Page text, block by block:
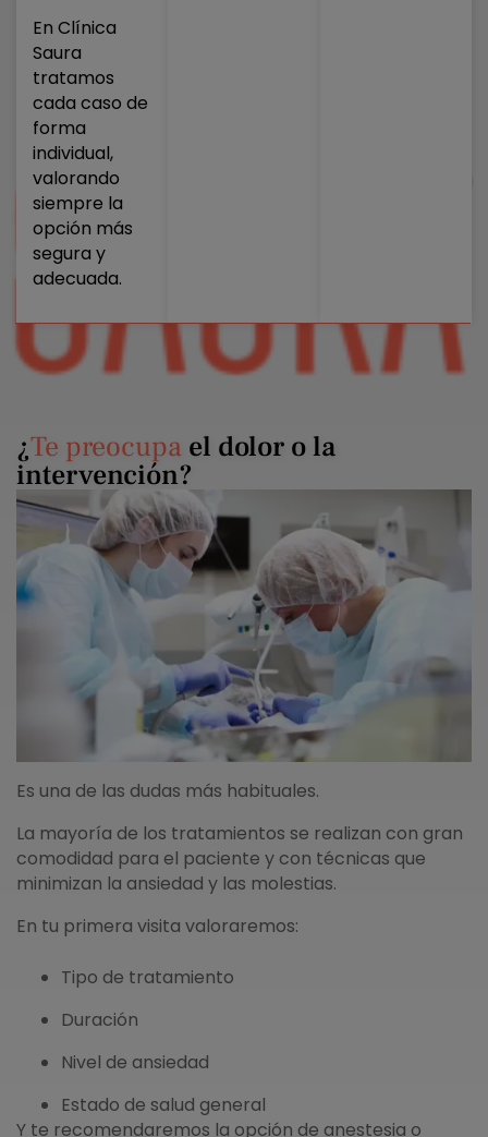
En Clínica
Saura
tratamos
cada caso de
forma
individual,
valorando
siempre la
opción más
segura y
adecuada.
¿Te preocupa el dolor o la
intervención?
Es una de las dudas más habituales.
La mayoría de los tratamientos se realizan con gran
comodidad para el paciente y con técnicas que
minimizan la ansiedad y las molestias.
En tu primera visita valoraremos:
Tipo de tratamiento
Duración
Nivel de ansiedad
Estado de salud general
Y te recomendaremos la opción de anestesia o